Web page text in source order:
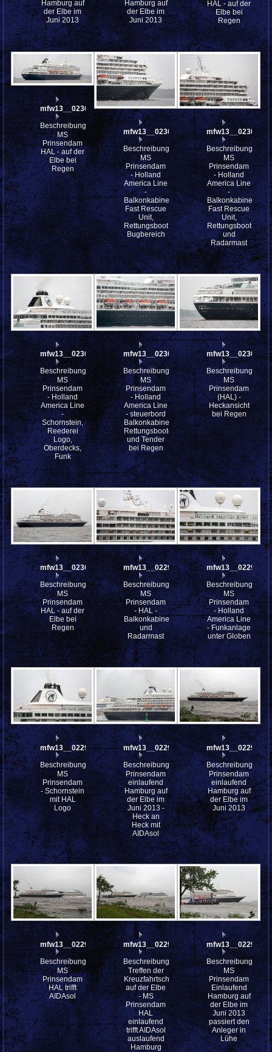
Hamburg auf
der Elbe im
Juni 2013
Hamburg auf
der Elbe im
Juni 2013
HAL - auf der
Elbe bei
Regen
mfw13__023036_st
Beschreibung:
MS
Prinsendam
HAL - auf der
Elbe bei
Regen
mfw13__023025
Beschreibung:
MS
Prinsendam
- Holland
America Line
-
Balkonkabinen,
Fast Rescue
Unit,
Rettungsboot,
Bugbereich
mfw13__023021
Beschreibung:
MS
Prinsendam
- Holland
America Line
-
Balkonkabinen,
Fast Rescue
Unit,
Rettungsboot
und
Radarmast
mfw13__023018
Beschreibung:
MS
Prinsendam
- Holland
America Line
-
Schornstein,
Reederei
Logo,
Oberdecks,
Funk
mfw13__023017
Beschreibung:
MS
Prinsendam
- Holland
America Line
- steuerbord
Balkonkabinen,
Rettungsboote
und Tender
bei Regen
mfw13__023014
Beschreibung:
MS
Prinsendam
(HAL) -
Heckansicht
bei Regen
mfw13__023008
Beschreibung:
MS
Prinsendam
HAL - auf der
Elbe bei
Regen
mfw13__022991
Beschreibung:
MS
Prinsendam
- HAL -
Balkonkabinen
und
Radarmast
mfw13__022987
Beschreibung:
MS
Prinsendam
- Holland
America Line
- Funkanlage
unter Globen
mfw13__022984
Beschreibung:
MS
Prinsendam
- Schornstein
mit HAL
Logo
mfw13__022963
Beschreibung:
Prinsendam
einlaufend
Hamburg auf
der Elbe im
Juni 2013 -
Heck an
Heck mit
AIDAsol
mfw13__022959
Beschreibung:
Prinsendam
einlaufend
Hamburg auf
der Elbe im
Juni 2013
mfw13__022956
Beschreibung:
MS
Prinsendam
HAL trifft
AIDAsol
mfw13__022943
Beschreibung:
Treffen der
Kreuzfahrtschiffe
auf der Elbe
- MS
Prinsendam
HAL
einlaufend
trifft AIDAsol
auslaufend
Hamburg
mfw13__022931
Beschreibung:
MS
Prinsendam
Einlaufend
Hamburg auf
der Elbe im
Juni 2013
passiert den
Anleger in
Lühe